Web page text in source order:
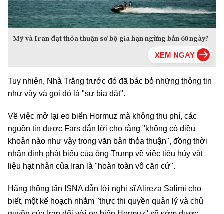
Mỹ và Iran đạt thỏa thuận sơ bộ gia hạn ngừng bắn 60 ngày?
Tuy nhiên, Nhà Trắng trước đó đã bác bỏ những thông tin
như vậy và gọi đó là "sự bịa đặt".
Về việc mở lại eo biển Hormuz mà không thu phí, các
nguồn tin được Fars dẫn lời cho rằng "không có điều
khoản nào như vậy trong văn bản thỏa thuận", đồng thời
nhận định phát biểu của ông Trump về việc tiêu hủy vật
liệu hạt nhân của Iran là "hoàn toàn vô căn cứ".
Hãng thông tấn ISNA dẫn lời nghị sĩ Alireza Salimi cho
biết, một kế hoạch nhằm "thực thi quyền quản lý và chủ